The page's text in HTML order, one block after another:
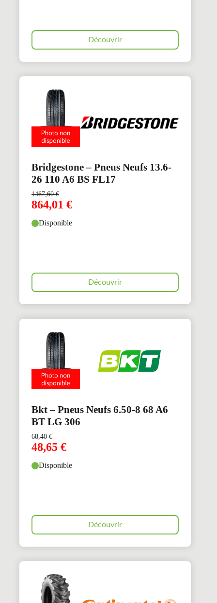
Découvrir
Bridgestone – Pneus Neufs 13.6-
26 110 A6 BS FL17
1467,60€
864,01 €
Disponible
Découvrir
Bkt – Pneus Neufs 6.50-8 68 A6
BT LG 306
68,40€
48,65 €
Disponible
Découvrir